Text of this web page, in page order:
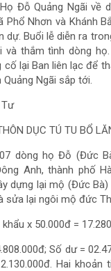
Đỗ Quảng Ngãi về
Phổ Nhơn và Khánh
Buổi lễ diễn ra
và thắm tình dòng
lại Ban liên lạc để
Ngãi sắp tới.
DỤC TÚ TU BỔ
dòng họ Đỗ (Đức
Anh, thành phố
dựng lại mộ (Đức
sửa lại ngôi mộ đức
x 50.000đ =
Số dư =
Hai khoản